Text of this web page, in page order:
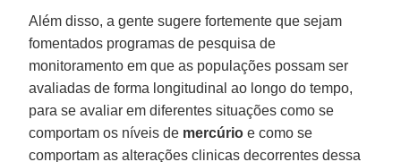
Além disso, a gente sugere fortemente que sejam
fomentados programas de pesquisa de
monitoramento em que as populações possam ser
avaliadas de forma longitudinal ao longo do tempo,
para se avaliar em diferentes situações como se
comportam os níveis de mercúrio e como se
comportam as alterações clinicas decorrentes dessa